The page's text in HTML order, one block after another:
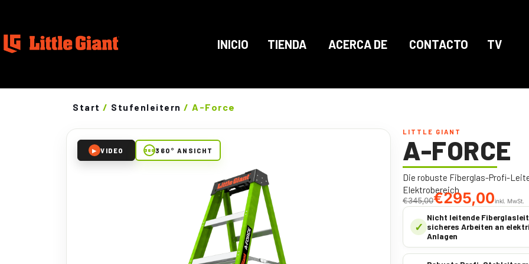
INICIO TIENDA ACERCA DE CONTACTO TV
Start / Stufenleitern / A-Force
▶ VIDEO 360 360° ANSICHT
LITTLE GIANT
A-FORCE
Die robuste Fiberglas-Profi-
Elektrobereich
€345,00€295,00inkl. MwSt.
✓
Nicht leitende
sicheres Arbeiten an
Anlagen